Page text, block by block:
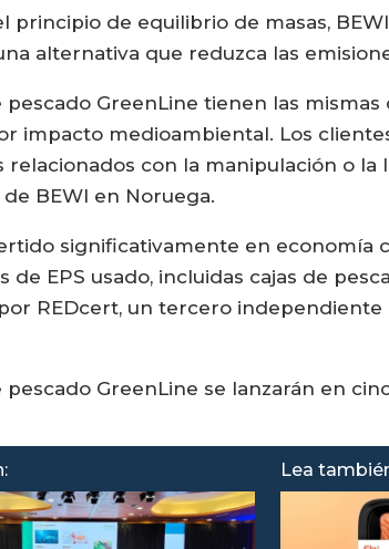
principio de equilibrio de masas,
alternativa que reduzca las
pescado GreenLine tienen las
impacto medioambiental. Los
relacionados con la manipulación o
BEWI en Noruega.
significativamente en economía
de EPS usado, incluidas cajas de
REDcert, un tercero
pescado GreenLine se lanzarán en
Lea